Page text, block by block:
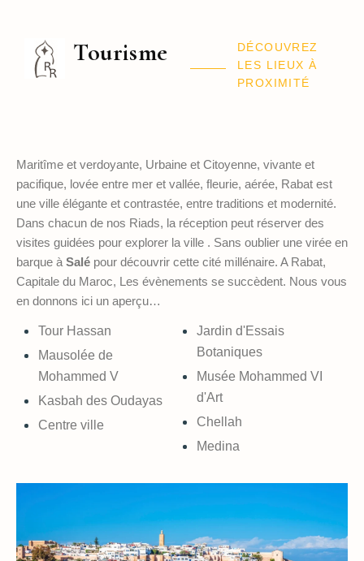
Tourisme
DÉCOUVREZ
LES LIEUX À
PROXIMITÉ
Maritîme et verdoyante, Urbaine et Citoyenne, vivante et
pacifique, lovée entre mer et vallée, fleurie, aérée, Rabat est
une ville élégante et contrastée, entre traditions et modernité.
Dans chacun de nos Riads, la réception peut réserver des
visites guidées pour explorer la ville . Sans oublier une virée en
barque à Salé pour découvrir cette cité millénaire. A Rabat,
Capitale du Maroc, Les évènements se succèdent. Nous vous
en donnons ici un aperçu…
Tour Hassan
Mausolée de
Mohammed V
Kasbah des Oudayas
Centre ville
Jardin d'Essais
Botaniques
Musée Mohammed VI
d'Art
Chellah
Medina